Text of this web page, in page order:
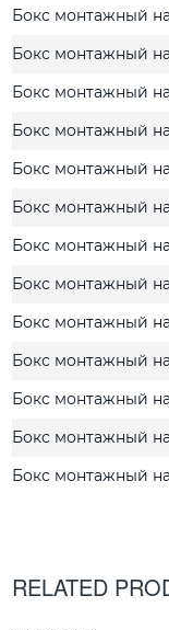
Бокс монтажный
Бокс монтажный
Бокс монтажный
Бокс монтажный
Бокс монтажный
Бокс монтажный
Бокс монтажный
Бокс монтажный
Бокс монтажный
Бокс монтажный
Бокс монтажный
Бокс монтажный
Бокс монтажный
RELATED